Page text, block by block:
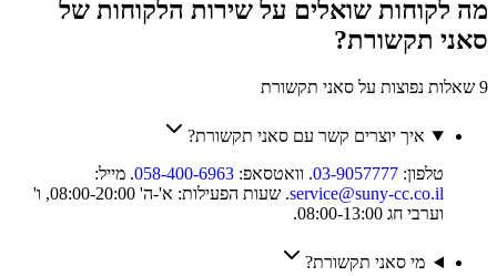
מה לקוחות שואלים על שירות הלקוחות של
סאני תקשורת?
9 שאלות נפוצות על סאני תקשורת
איך יוצרים קשר עם סאני תקשורת?
טלפון: 03-9057777. וואטסאפ: 058-400-6963. מייל:
service@suny-cc.co.il
. שעות הפעילות: א'-ה' 08:00-20:00, ו'
וערבי חג 08:00-13:00.
מי סאני תקשורת?